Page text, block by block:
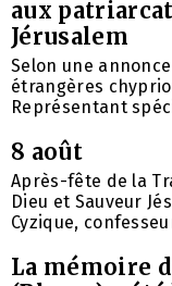
aux
Jérusalem
Selon une
étrangères
Représentant
8 août
Après-fête de la
Dieu et Sauveur
Cyzique,
La mémoire